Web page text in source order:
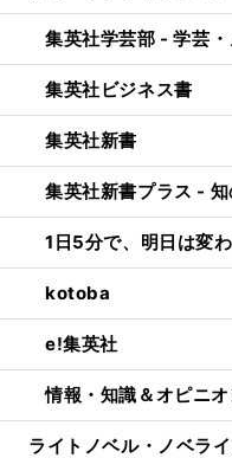
集英社学芸部 - 学芸
集英社ビジネス書
集英社新書
集英社新書プラス -
1日5分で、明日は変
kotoba
e!集英社
情報・知識＆オピニ
ライトノベル・ノベラ